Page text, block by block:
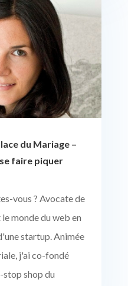
du Mariage –
faire piquer
vous ? Avocate de
monde du web en
startup. Animée
j'ai co-fondé
stop shop du